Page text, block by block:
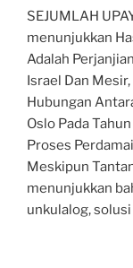
SEJUMLAH
menunjukkan
Adalah
Israel Dan
Hubungan
Oslo Pada
Proses
Meskipun
menunjukkan
unkulalog,